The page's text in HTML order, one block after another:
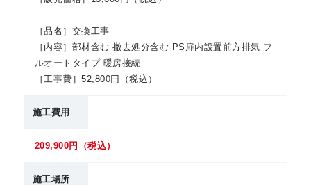
［品名］交換工事
［内容］部材含む 撤去処分含む PS扉内設置前方排気 フ
ルオートタイプ 暖房接続
［工事費］52,800円（税込）
施工費用
209,900円（税込）
施工場所